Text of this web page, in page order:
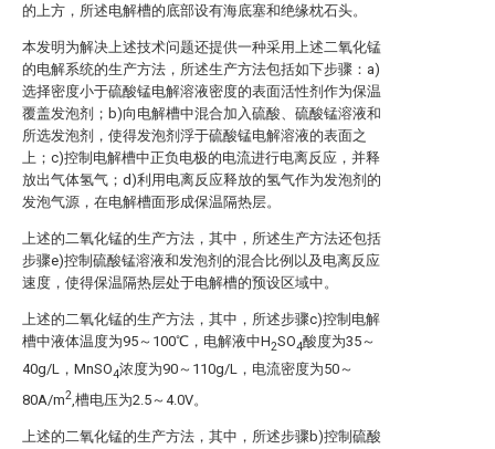
的上方，所述电解槽的底部设有海底塞和绝缘枕石头。
本发明为解决上述技术问题还提供一种采用上述二氧化锰
的电解系统的生产方法，所述生产方法包括如下步骤：a)
选择密度小于硫酸锰电解溶液密度的表面活性剂作为保温
覆盖发泡剂；b)向电解槽中混合加入硫酸、硫酸锰溶液和
所选发泡剂，使得发泡剂浮于硫酸锰电解溶液的表面之
上；c)控制电解槽中正负电极的电流进行电离反应，并释
放出气体氢气；d)利用电离反应释放的氢气作为发泡剂的
发泡气源，在电解槽面形成保温隔热层。
上述的二氧化锰的生产方法，其中，所述生产方法还包括
步骤e)控制硫酸锰溶液和发泡剂的混合比例以及电离反应
速度，使得保温隔热层处于电解槽的预设区域中。
上述的二氧化锰的生产方法，其中，所述步骤c)控制电解
槽中液体温度为95～100℃，电解液中H2SO4酸度为35～
40g/L，MnSO4浓度为90～110g/L，电流密度为50～
80A/m2,槽电压为2.5～4.0V。
上述的二氧化锰的生产方法，其中，所述步骤b)控制硫酸